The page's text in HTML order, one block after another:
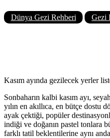
Dünya Gezi Rehberi Gezi
Kasım ayında gezilecek yerler
Sonbaharın kalbi kasım ayı,
yılın en akıllıca, en bütçe dostu
ayak çektiği, popüler
indiği ve doğanın pastel tonlara
farklı tatil beklentilerine aynı